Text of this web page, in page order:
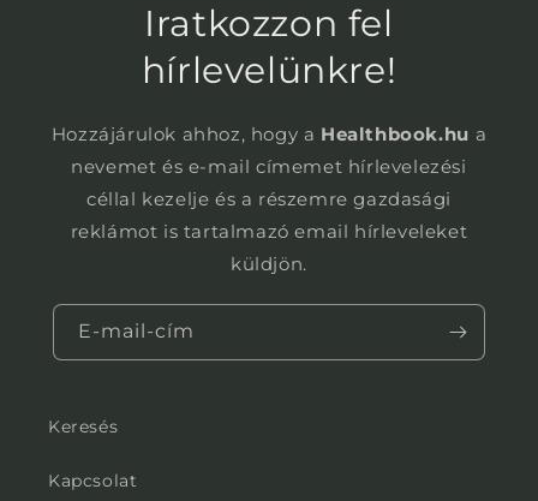
Iratkozzon fel
hírlevelünkre!
Hozzájárulok ahhoz, hogy a Healthbook.hu a
nevemet és e-mail címemet hírlevelezési
céllal kezelje és a részemre gazdasági
reklámot is tartalmazó email hírleveleket
küldjön.
E-mail-cím
Keresés
Kapcsolat